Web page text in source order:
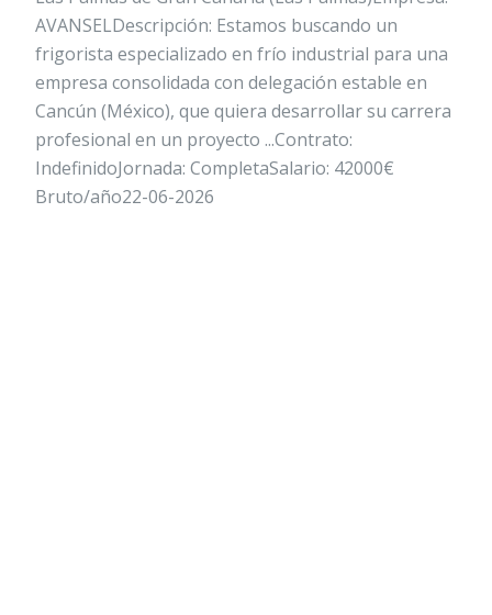
AVANSELDescripción: Estamos buscando un
frigorista especializado en frío industrial para una
empresa consolidada con delegación estable en
Cancún (México), que quiera desarrollar su carrera
profesional en un proyecto ...Contrato:
IndefinidoJornada: CompletaSalario: 42000€
Bruto/año22-06-2026